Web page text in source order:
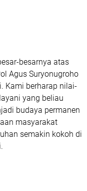
besarnya atas
Agus Suryonugroho
Kami berharap nilai-
yang beliau
budaya permanen
masyarakat
semakin kokoh di